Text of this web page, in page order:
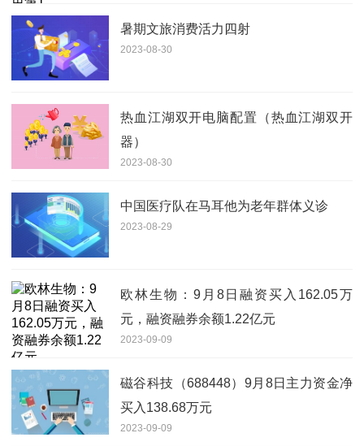
暑期文旅消费活力四射
2023-08-30
热血江湖双开电脑配置（热血江湖双开
器）
2023-08-30
中国医疗队在马耳他为老年群体义诊
2023-08-29
欧林生物：9月8日融资买入162.05万
元，融资融券余额1.22亿元
2023-09-09
磁谷科技（688448）9月8日主力资金净
买入138.68万元
2023-09-09